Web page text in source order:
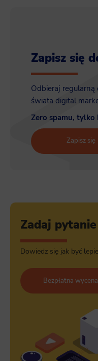
Zapisz się
Odbieraj
świata digital
Zero spamu, tylko
Zapisz się
Zadaj
Dowiedz się jak być
Bezpłatna wycena